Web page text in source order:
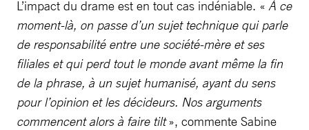
L’impact du drame est en tout cas indéniable. « À ce
moment-là, on passe d’un sujet technique qui parle
de responsabilité entre une société-mère et ses
filiales et qui perd tout le monde avant même la fin
de la phrase, à un sujet humanisé, ayant du sens
pour l’opinion et les décideurs. Nos arguments
commencent alors à faire tilt», commente Sabine